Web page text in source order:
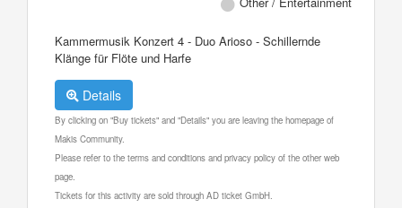
Kammermusik Konzert 4 - Duo Arioso - Schillernde
Klänge für Flöte und Harfe
Details
By clicking on "Buy tickets" and "Details" you are leaving the homepage of
Makis Community.
Please refer to the terms and conditions and privacy policy of the other web
page.
Tickets for this activity are sold through AD ticket GmbH.